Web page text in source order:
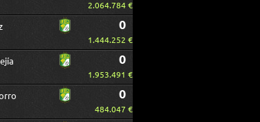
2.064.784 €
0
1.444.252 €
0
1.953.491 €
0
484.047 €